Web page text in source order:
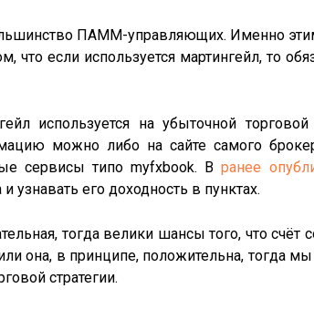
ПАММ-управляющих. Именно
если используется мартингейл, то
используется на убыточной
можно либо на сайте самого
сервисы типо myfxbook. Вранее
узнавать его доходность в пунктах.
тогда велики шансы того, что счёт
она, в принципе, положительна, тогда
стратегии.